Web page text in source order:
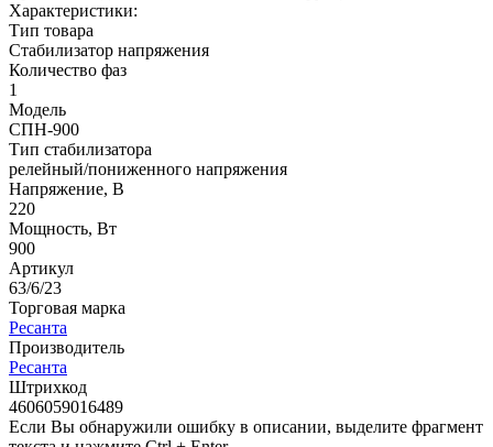
Характеристики:
Тип товара
Стабилизатор напряжения
Количество фаз
1
Модель
СПН-900
Тип стабилизатора
релейный/пониженного напряжения
Напряжение, В
220
Мощность, Вт
900
Артикул
63/6/23
Торговая марка
Ресанта
Производитель
Ресанта
Штрихкод
4606059016489
Если Вы обнаружили ошибку в описании, выделите фрагмент